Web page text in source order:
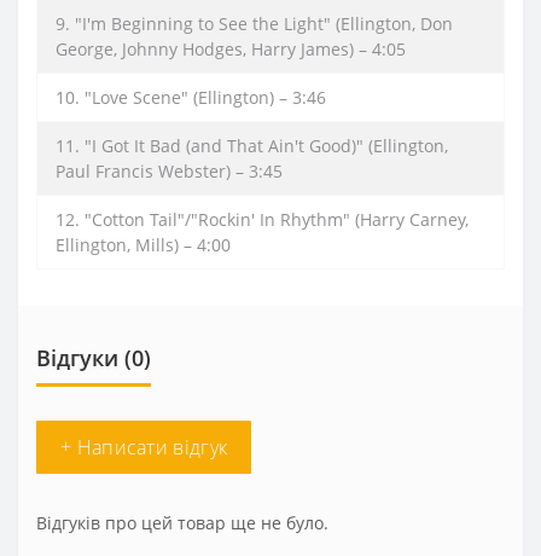
9. "I'm Beginning to See the Light" (Ellington, Don
George, Johnny Hodges, Harry James) – 4:05
10. "Love Scene" (Ellington) – 3:46
11. "I Got It Bad (and That Ain't Good)" (Ellington,
Paul Francis Webster) – 3:45
12. "Cotton Tail"/"Rockin' In Rhythm" (Harry Carney,
Ellington, Mills) – 4:00
Відгуки (0)
+ Написати відгук
Відгуків про цей товар ще не було.